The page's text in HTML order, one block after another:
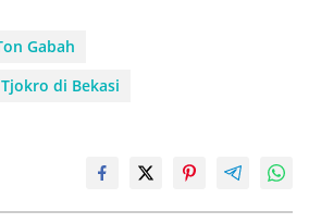
Gabah
di Bekasi